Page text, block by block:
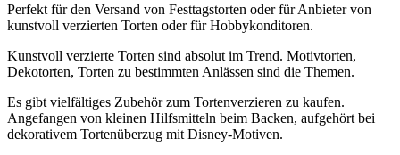
Perfekt für den Versand von Festtagstorten oder für Anbieter von
kunstvoll verzierten Torten oder für Hobbykonditoren.
Kunstvoll verzierte Torten sind absolut im Trend. Motivtorten,
Dekotorten, Torten zu bestimmten Anlässen sind die Themen.
Es gibt vielfältiges Zubehör zum Tortenverzieren zu kaufen.
Angefangen von kleinen Hilfsmitteln beim Backen, aufgehört bei
dekorativem Tortenüberzug mit Disney-Motiven.